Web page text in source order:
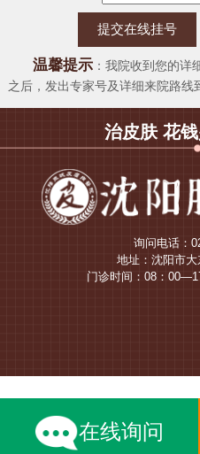
温馨提示：我院收到您的详
之后，发出专家号及详细来院路线
治皮肤 花钱
询问电话：
地址：沈阳市
门诊时间：08：
在线询问